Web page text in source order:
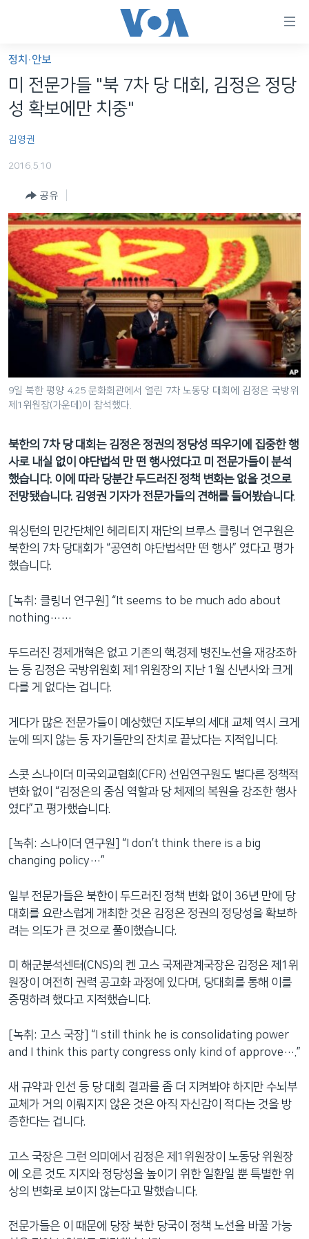
가
능
링
인
츠
로
이
동
메
인
네
션
으
이
동
검
색
로
이
등
세계
라디오
프로그램
주파수 안내
언어 선택
정치·안보
미 전문가들 "북 7차 당 대회, 김정은 정당
성 확보에만 치중"
김영권
2016.5.10
공유
9일 북한 평양 4.25 문화회관에서 열린 7차 노동당 대회에 김정은 국방위
제1위원장(가운데)이 참석했다.
북한의 7차 당 대회는 김정은 정권의 정당성 띄우기에 집중한 행
사로 내실 없이 야단법석 만 떤 행사였다고 미 전문가들이 분석
했습니다. 이에 따라 당분간 두드러진 정책 변화는 없을 것으로
전망됐습니다. 김영권 기자가 전문가들의 견해를 들어봤습니다.
워싱턴의 민간단체인 헤리티지 재단의 브루스 클링너 연구원은
북한의 7차 당대회가 “공연히 야단법석만 떤 행사” 였다고 평가
했습니다.
[녹취: 클링너 연구원] “It seems to be much ado about
nothing……
두드러진 경제개혁은 없고 기존의 핵.경제 병진노선을 재강조하
는 등 김정은 국방위원회 제1위원장의 지난 1월 신년사와 크게
다를 게 없다는 겁니다.
게다가 많은 전문가들이 예상했던 지도부의 세대 교체 역시 크게
눈에 띄지 않는 등 자기들만의 잔치로 끝났다는 지적입니다.
스콧 스나이더 미국외교협회(CFR) 선임연구원도 별다른 정책적
변화 없이 “김정은의 중심 역할과 당 체제의 복원을 강조한 행사
였다”고 평가했습니다.
[녹취: 스나이더 연구원] “I don’t think there is a big
changing policy…”
일부 전문가들은 북한이 두드러진 정책 변화 없이 36년 만에 당
대회를 요란스럽게 개최한 것은 김정은 정권의 정당성을 확보하
려는 의도가 큰 것으로 풀이했습니다.
미 해군분석센터(CNS)의 켄 고스 국제관계국장은 김정은 제1위
원장이 여전히 권력 공고화 과정에 있다며, 당대회를 통해 이를
증명하려 했다고 지적했습니다.
[녹취: 고스 국장] “I still think he is consolidating power
and I think this party congress only kind of approve….”
새 규약과 인선 등 당 대회 결과를 좀 더 지켜봐야 하지만 수뇌부
교체가 거의 이뤄지지 않은 것은 아직 자신감이 적다는 것을 방
증한다는 겁니다.
고스 국장은 그런 의미에서 김정은 제1위원장이 노동당 위원장
에 오른 것도 지지와 정당성을 높이기 위한 일환일 뿐 특별한 위
상의 변화로 보이지 않는다고 말했습니다.
전문가들은 이 때문에 당장 북한 당국이 정책 노선을 바꿀 가능